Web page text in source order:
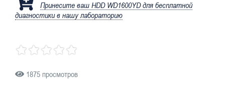
Принесите ваш HDD WD1600YD для бесплатной
диагностики в нашу лабораторию
1875 просмотров